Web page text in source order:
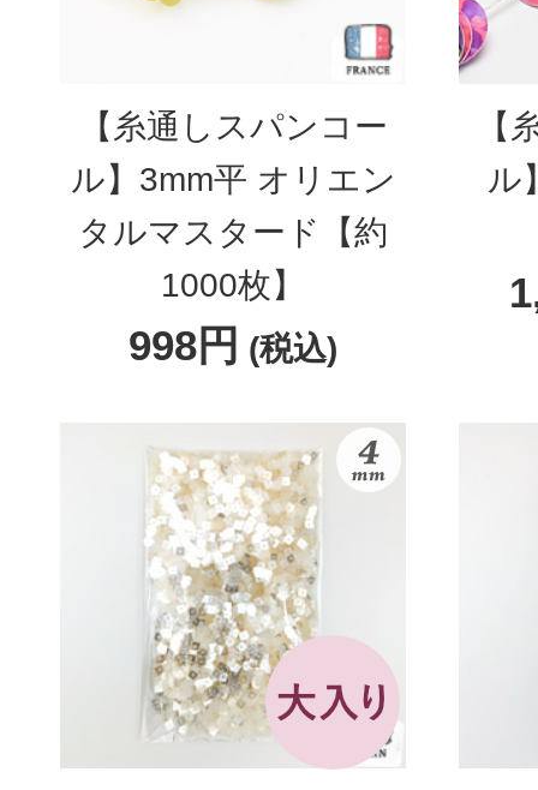
【糸通しスパンコー
ル】3mm平 オリエン
タルマスタード【約
1000枚】
998円 (税込)
【
ル